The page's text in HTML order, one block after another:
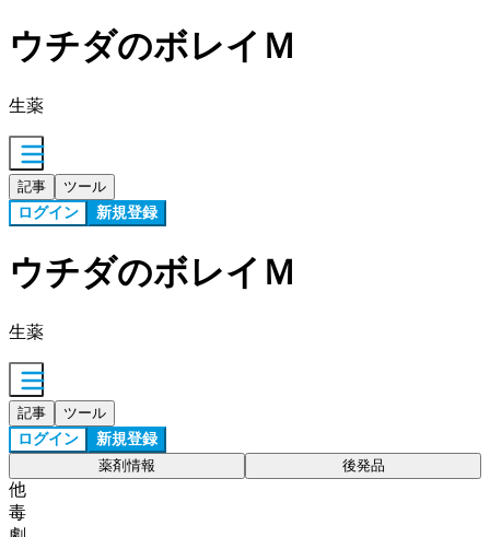
ウチダのボレイＭ
生薬
記事 ツール
ログイン 新規登録
ウチダのボレイＭ
生薬
記事 ツール
ログイン 新規登録
薬剤情報 後発品
他
毒